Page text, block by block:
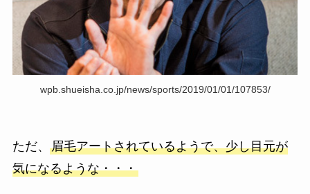
wpb.shueisha.co.jp/news/sports/2019/01/01/107853/
ただ、 眉毛アートされているようで、少し目元が
気になるような・・・